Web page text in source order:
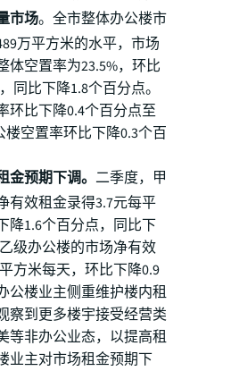
市场。全市整体办公楼市
万平方米的水平，市场
体空置率为23.5%，环比
同比下降1.8个百分点。
环比下降0.4个百分点至
楼空置率环比下降0.3个百
金预期下调。 二季度，甲
有效租金录得3.7元每平
降1.6个百分点，同比下
级办公楼的市场净有效
方米每天，环比下降0.9
公楼业主侧重维护楼内租
察到更多楼宇接受经营类
等非办公业态，以提高租
业主对市场租金预期下